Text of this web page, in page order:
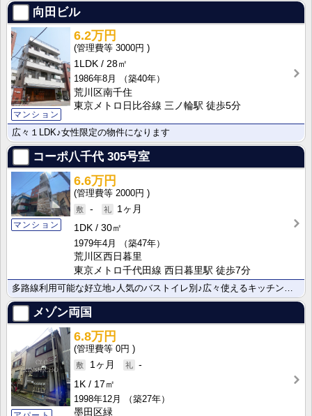
向田ビル
マンション
6.2万円
3000円
1LDK
28㎡
1986年8月
（築40年）
荒川区南千住
東京メトロ日比谷線 三ノ輪駅 徒歩5分
広々１LDK♪女性限定の物件になります
コーポ八千代 305号室
マンション
6.6万円
2000円
-
1ヶ月
1DK
30㎡
1979年4月
（築47年）
荒川区西日暮里
東京メトロ千代田線 西日暮里駅 徒歩7分
多路線利用可能な好立地♪人気のバストイレ別♪広々使えるキッチンルーム♪ 是非内見にお越しください♪
メゾン両国
6.8万円
0円
1ヶ月
-
1K
17㎡
1998年12月
（築27年）
墨田区緑